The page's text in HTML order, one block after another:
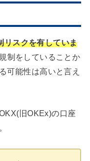
リスクを有していま
制をしていることか
可能性は高いと言え
旧OKEx)の口座